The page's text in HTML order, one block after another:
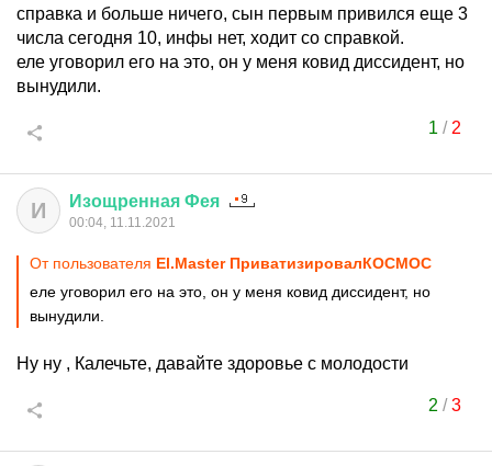
справка и больше ничего, сын первым привился еще 3
числа сегодня 10, инфы нет, ходит со справкой.
еле уговорил его на это, он у меня ковид диссидент, но
вынудили.
1 / 2
И Изощренная Фея
00:04, 11.11.2021
От пользователя El.Master ПриватизировалКОСМОС
еле уговорил его на это, он у меня ковид диссидент, но
вынудили.
Ну ну , Калечьте, давайте здоровье с молодости
2 /3